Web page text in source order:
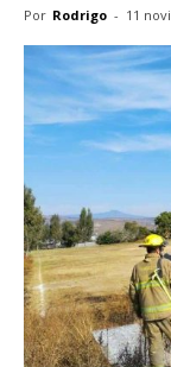
Por Rodrigo - 11